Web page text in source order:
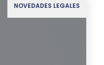
NOVEDADES LEGALES